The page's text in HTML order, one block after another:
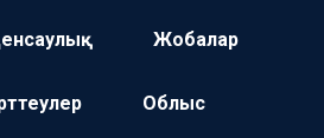
Жобалар
Облыс